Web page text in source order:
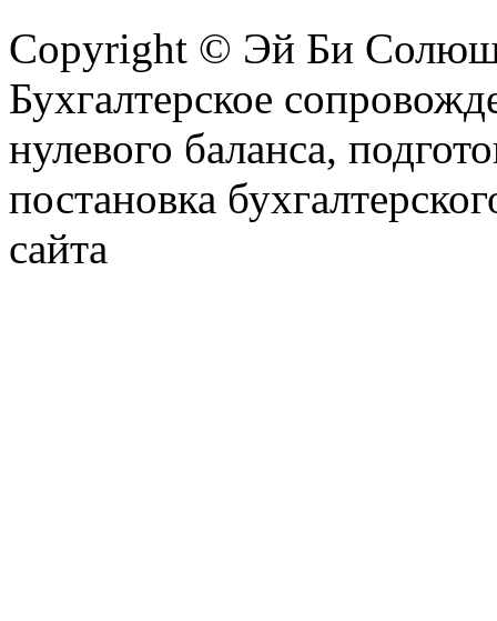
Copyright © Эй Би
Бухгалтерское
нулевого баланса,
постановка
сайта